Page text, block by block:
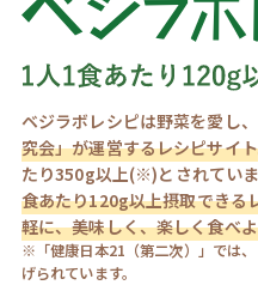
ベジラボレシピは野菜を愛し
究会」が運営するレシピサイト
たり350g以上(※)とされてい
食あたり120g以上摂取できる
軽に、美味しく、楽しく食べ
※「健康日本21（第二次）」では
げられています。